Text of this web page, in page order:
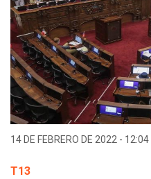
14 DE FEBRERO DE 2022 - 12:04
T13